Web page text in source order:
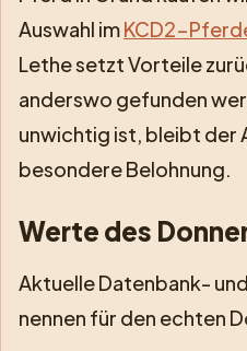
Auswahl imKCD2-
Lethe setzt Vorteile
anderswo gefunden
unwichtig ist, bleibt der
besondere Belohnung.
Werte des
Aktuelle Datenbank-
nennen für den echten